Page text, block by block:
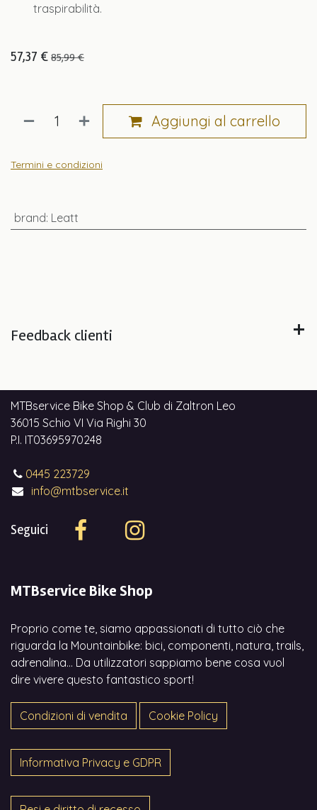
traspirabilità.
57,37 € 85,99€
Aggiungi al carrello
Termini e condizioni
brand: Leatt
Feedback clienti
MTBservice Bike Shop & Club di Zaltron Leo
36015 Schio VI Via Righi 30
P.I. IT03695970248
0445 223729
info@mtbservice.it
Seguici
MTBservice Bike Shop
Proprio come te, siamo appassionati di tutto ciò che
riguarda la Mountainbike: bici, componenti, natura, trails,
adrenalina... Da utilizzatori sappiamo bene cosa vuol
dire vivere questo fantastico sport!
Condizioni di vendita Cookie Policy
Informativa Privacy e GDPR